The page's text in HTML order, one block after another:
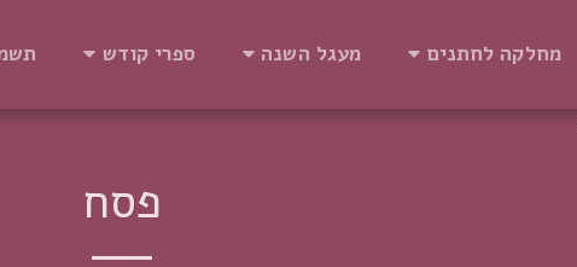
מחלקה לחתנים מעגל השנה ספרי קודש
פסח